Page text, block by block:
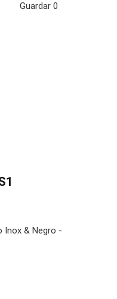
Guardar 0
Inox & Negro -